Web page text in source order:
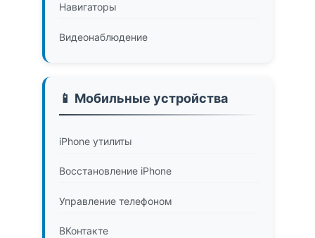
Навигаторы
Видеонаблюдение
📱 Мобильные устройства
iPhone утилиты
Восстановление iPhone
Управление телефоном
ВКонтакте